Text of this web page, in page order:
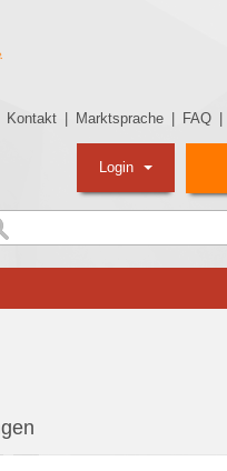
Kontakt Marktsprache FAQ
Login